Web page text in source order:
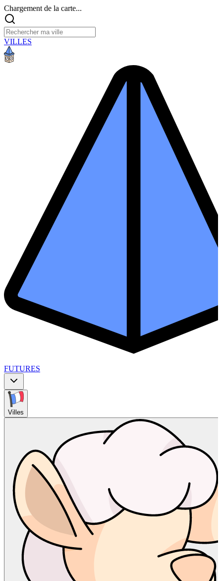
Chargement de la carte...
VILLES
FUTURES
Villes